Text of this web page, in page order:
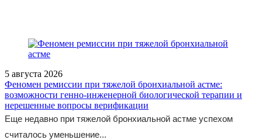
5 августа 2026
Феномен ремиссии при тяжелой бронхиальной астме:
возможности генно-инженерной биологической терапии и
нерешенные вопросы верификации
Еще недавно при тяжелой бронхиальной астме успехом
считалось уменьшение...